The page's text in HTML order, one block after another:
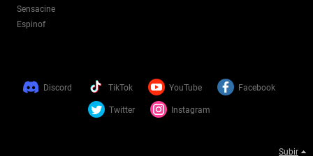
Sensacine
Espinof
Discord TikTok YouTube Facebook
Twitter Instagram
Subir